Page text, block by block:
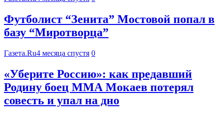
Футболист “Зенита” Мостовой попал в
базу “Миротворца”
Газета.Ru4 месяца спустя 0
«Уберите Россию»: как предавший
Родину боец ММА Мокаев потерял
совесть и упал на дно